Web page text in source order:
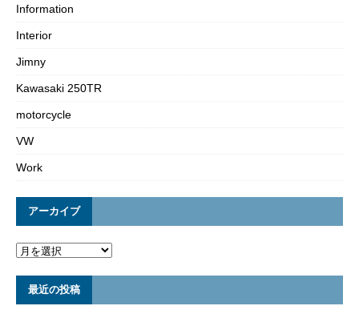
Information
Interior
Jimny
Kawasaki 250TR
motorcycle
VW
Work
アーカイブ
最近の投稿